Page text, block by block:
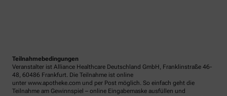
Teilnahmebedingungen
Veranstalter ist Alliance Healthcare Deutschland GmbH, Franklinstraße 46-
48, 60486 Frankfurt. Die Teilnahme ist online
unter www.apotheke.com und per Post möglich. So einfach geht die
Teilnahme am Gewinnspiel – online Eingabemaske ausfüllen und